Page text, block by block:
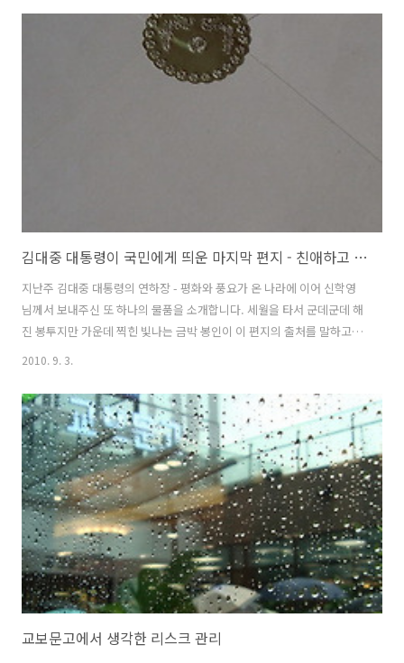
을 일으키는 책이 있습니다. 《정의란 무엇인가?》란 책이죠. 책 제목답
지 않게 누구는 항상 있었던 문화 상품의 대통령 프리미엄이라 하고 누구
는 대형 출판사의 영악한 마케팅이라고도 합니다. 그런 영향이 아주 없었
다고는 못 하겠지만 가장 큰 이유는 사람들이 정의가 무엇인지, 아니 기
김대중 대통령이 국민에게 띄운 마지막 편지 - 친애하고 존경하는 국민 여러분께
지난주 김대중 대통령의 연하장 - 평화와 풍요가 온 나라에 이어 신학영
님께서 보내주신 또 하나의 물품을 소개합니다. 세월을 타서 군데군데 해
진 봉투지만 가운데 찍힌 빛나는 금박 봉인이 이 편지의 출처를 말하고
있습니다. 네, 대한민국 대통령이 사는 청와대입니다. 다시 한 번 대한민
퇴임을 앞둔 김대중 대통령이 대통령으로서 국민께 드리는 마지막 메시
지를 담고 있었습니다. 그 내용을 생각비행의 블로그에 옮겨봅니다. 대
한 민 국 대 통 령 친애하는 신학영님께, 새해 안녕하십니까? 5년의 대통
령 임기를 마치면서, 먼저 그간의 성원에 대해 각별한 감사의 말씀을 드
립니다. 지난 5년을 돌아보면 참으로 감개무량한 바가 큽니다. 좌절도 있
었고 성..
2010. 9. 3.
교보문고에서 생각한 리스크 관리